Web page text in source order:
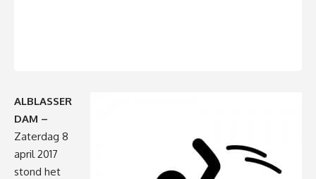
ALBLASSER
DAM –
Zaterdag 8
april 2017
stond het